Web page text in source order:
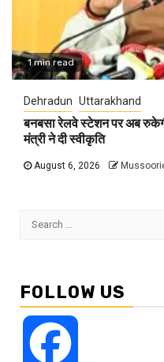
1 min read
Dehradun Uttarakhand
बनबसा रेलवे स्टेशन पर अब
मंत्री ने दी स्वीकृति
August 6, 2026
Search
FOLLOW US